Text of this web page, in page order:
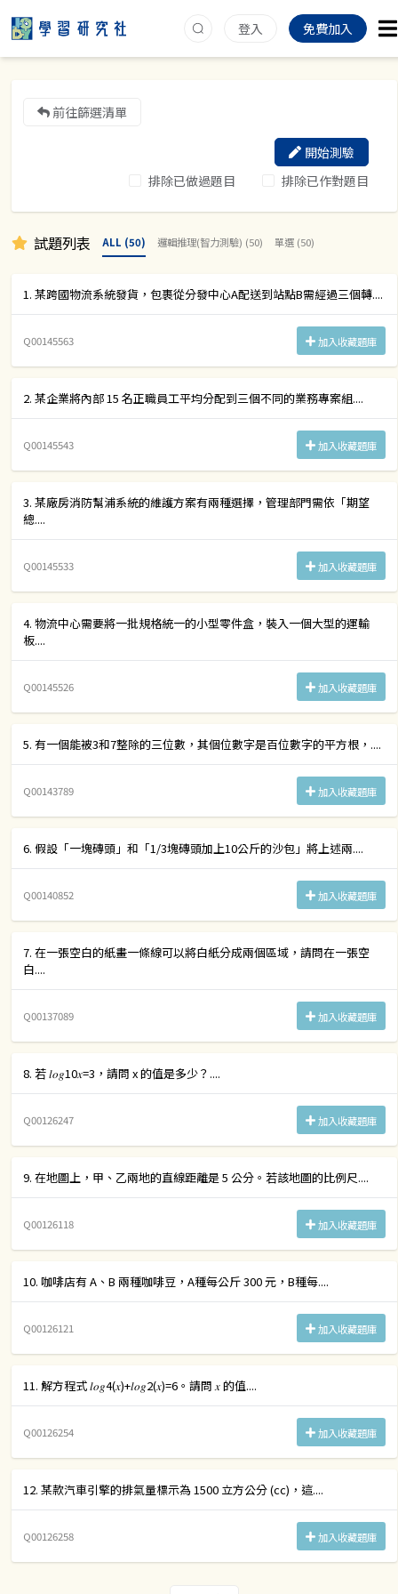
登入 免費加入
前往篩選清單
排除已做過題目 排除已作對題目
開始測驗
試題列表 ALL (50) 邏輯推理(智力測驗) (50) 單選 (50)
1. 某跨國物流系統發貨，包裹從分發中心A配送到站點B需經過三個轉....
Q00145563 加入收藏題庫
2. 某企業將內部 15 名正職員工平均分配到三個不同的業務專案組....
Q00145543 加入收藏題庫
3. 某廠房消防幫浦系統的維護方案有兩種選擇，管理部門需依「期望
總....
Q00145533 加入收藏題庫
4. 物流中心需要將一批規格統一的小型零件盒，裝入一個大型的運輸
板....
Q00145526 加入收藏題庫
5. 有一個能被3和7整除的三位數，其個位數字是百位數字的平方根，....
Q00143789 加入收藏題庫
6. 假設「一塊磚頭」和「1/3塊磚頭加上10公斤的沙包」將上述兩....
Q00140852 加入收藏題庫
7. 在一張空白的紙畫一條線可以將白紙分成兩個區域，請問在一張空
白....
Q00137089 加入收藏題庫
8. 若 𝑙𝑜𝑔10𝑥=3，請問 x 的值是多少？....
Q00126247 加入收藏題庫
9. 在地圖上，甲、乙兩地的直線距離是 5 公分。若該地圖的比例尺....
Q00126118 加入收藏題庫
10. 咖啡店有 A、B 兩種咖啡豆，A種每公斤 300 元，B種每....
Q00126121 加入收藏題庫
11. 解方程式 𝑙𝑜𝑔4(𝑥)+𝑙𝑜𝑔2(𝑥)=6。請問 𝑥 的值....
Q00126254 加入收藏題庫
12. 某款汽車引擎的排氣量標示為 1500 立方公分 (cc)，這....
Q00126258 加入收藏題庫